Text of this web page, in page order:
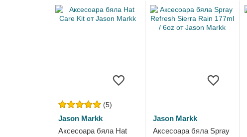
(5)
Jason Markk
Аксесоара бяла Hat
Jason Markk
Аксесоара бяла Spray